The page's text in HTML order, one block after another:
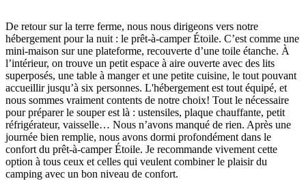
De retour sur la terre ferme, nous nous dirigeons vers notre
hébergement pour la nuit : le prêt-à-camper Étoile. C’est comme une
mini-maison sur une plateforme, recouverte d’une toile étanche. À
l’intérieur, on trouve un petit espace à aire ouverte avec des lits
superposés, une table à manger et une petite cuisine, le tout pouvant
accueillir jusqu’à six personnes. L'hébergement est tout équipé, et
nous sommes vraiment contents de notre choix! Tout le nécessaire
pour préparer le souper est là : ustensiles, plaque chauffante, petit
réfrigérateur, vaisselle… Nous n’avons manqué de rien. Après une
journée bien remplie, nous avons dormi profondément dans le
confort du prêt-à-camper Étoile. Je recommande vivement cette
option à tous ceux et celles qui veulent combiner le plaisir du
camping avec un bon niveau de confort.